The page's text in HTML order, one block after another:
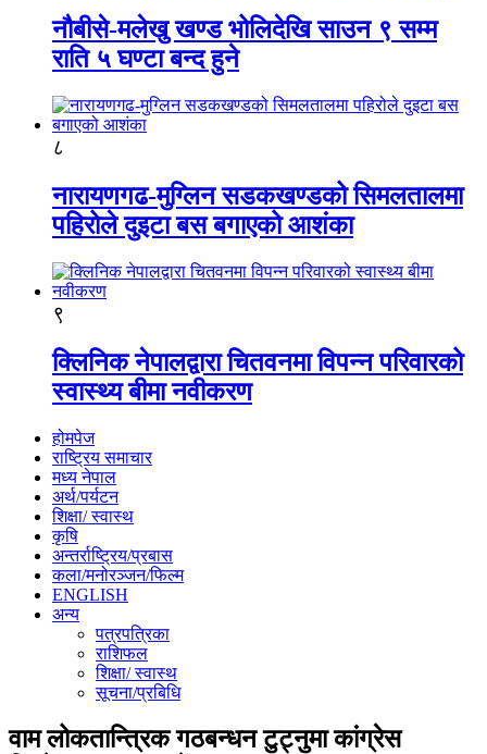
नौबीसे-मलेखु खण्ड भोलिदेखि साउन ९ सम्म
राति ५ घण्टा बन्द हुने
८
नारायणगढ-मुग्लिन सडकखण्डको सिमलतालमा
पहिरोले दुइटा बस बगाएको आशंका
९
क्लिनिक नेपालद्वारा चितवनमा विपन्न परिवारको
स्वास्थ्य बीमा नवीकरण
होमपेज
राष्ट्रिय समाचार
मध्य नेपाल
अर्थ/पर्यटन
शिक्षा/ स्वास्थ
कृषि
अन्तर्राष्ट्रिय/प्रबास
कला/मनोरञ्जन/फिल्म
ENGLISH
अन्य
पत्रपत्रिका
राशिफल
शिक्षा/ स्वास्थ
सूचना/प्रबिधि
वाम लोकतान्त्रिक गठबन्धन टुट्नुमा कांग्रेस